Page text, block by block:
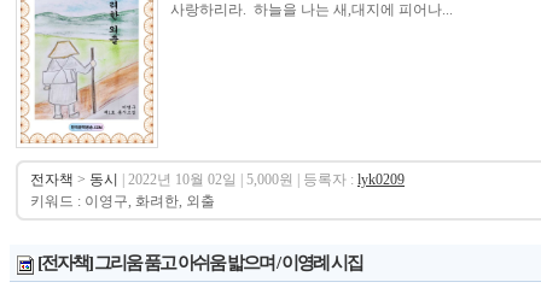
사랑하리라. 하늘을 나는 새,대지에 피어나...
전자책 > 동시 | 2022년 10월 02일 | 5,000원 | 등록자 : lyk0209
키워드 : 이영구, 화려한, 외출
[전자책] 그리움 품고 아쉬움 밟으며 / 이영례 시집